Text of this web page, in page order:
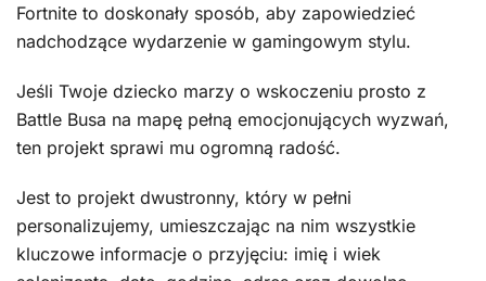
Fortnite to doskonały sposób, aby zapowiedzieć
nadchodzące wydarzenie w gamingowym stylu.
Jeśli Twoje dziecko marzy o wskoczeniu prosto z
Battle Busa na mapę pełną emocjonujących wyzwań,
ten projekt sprawi mu ogromną radość.
Jest to projekt dwustronny, który w pełni
personalizujemy, umieszczając na nim wszystkie
kluczowe informacje o przyjęciu: imię i wiek